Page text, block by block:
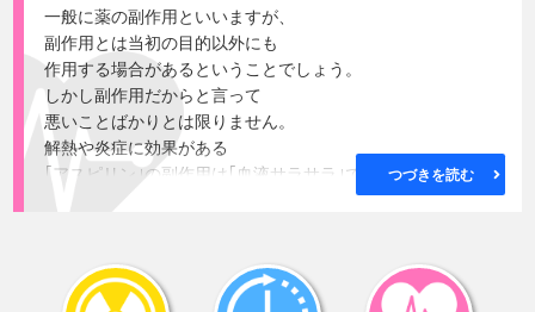
一般に薬の副作用といいますが、
副作用とは当初の目的以外にも
作用する場合があるということでしょう。
しかし副作用だからと言って
悪いことばかりとは限りません。
解熱や炎症に効果がある
｢アスピリン｣の副作用は｢血液サラサラ｣ですし、
ダイナマイト原料のニトログリセリンから出来た
抗菌剤のサルファ剤は染料から出来ました。
そのため副作用という言い方ではなく、
つづきを読む